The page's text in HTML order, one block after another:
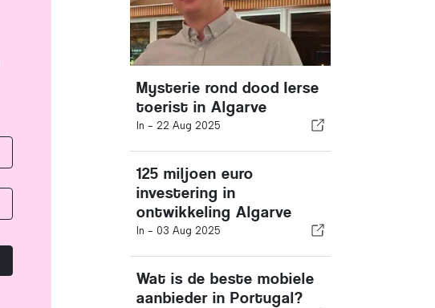
Mysterie rond dood Ierse
toerist in Algarve
In - 22 Aug 2025
125 miljoen euro
investering in
ontwikkeling Algarve
In - 03 Aug 2025
Wat is de beste mobiele
aanbieder in Portugal?